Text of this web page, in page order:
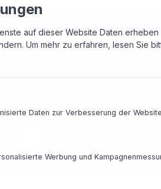
die besten
auf dieser Website Daten erheben
Um mehr zu erfahren, lesen Sie
Daten zur Verbesserung der
Werbung und